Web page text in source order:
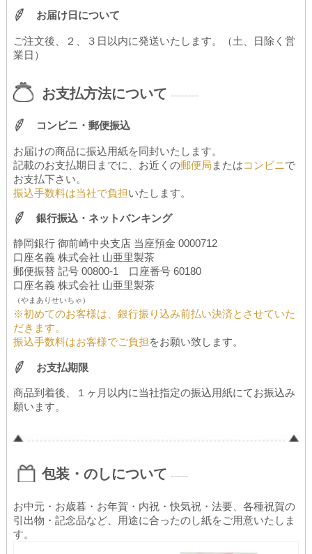
お届け日について
ご注文後、２、３日以内に発送いたします。（土、日除く営
業日）
お支払方法について --------
コンビニ・郵便振込
お届けの商品に振込用紙を同封いたします。
記載のお支払期日までに、お近くの郵便局 またはコンビニで
お支払下さい。
振込手数料は当社で負担いたします。
銀行振込・ネットバンキング
静岡銀行 御前崎中央支店 当座預金 0000712
口座名義 株式会社 山亜里製茶
郵便振替 記号 00800-1 口座番号 60180
口座名義 株式会社 山亜里製茶
（やまありせいちゃ）
※初めてのお客様は、銀行振り込み前払い決済とさせていた
だきます。
振込手数料はお客様でご負担 をお願い致します。
お支払期限
商品到着後、１ヶ月以内に当社指定の振込用紙にてお振込み
願います。
包装・のしについて -----
お中元・お歳暮・お年賀・内祝・快気祝・法要、各種祝賀の
引出物・記念品など、用途に合ったのし紙をご用意いたしま
す。